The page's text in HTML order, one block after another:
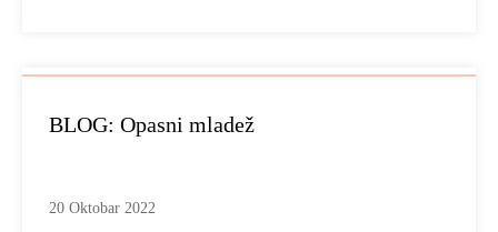
BLOG: Opasni mladež
20 Oktobar 2022